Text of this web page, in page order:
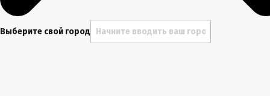
Выберите свой город